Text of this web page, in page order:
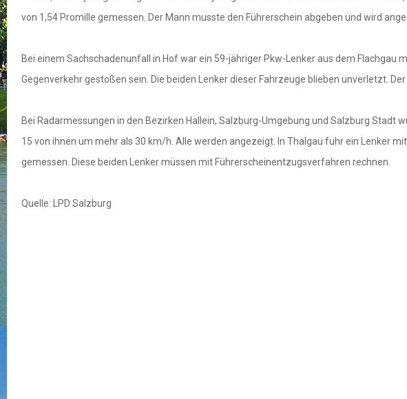
von 1,54 Promille gemessen. Der Mann musste den Führerschein abgeben und wird
Bei einem Sachschadenunfall in Hof war ein 59-jähriger Pkw-Lenker aus dem
Gegenverkehr gestoßen sein. Die beiden Lenker dieser Fahrzeuge blieben unverletzt.
Bei Radarmessungen in den Bezirken Hallein, Salzburg-Umgebung und Salzburg
15 von ihnen um mehr als 30 km/h. Alle werden angezeigt. In Thalgau fuhr ein Lenker
gemessen. Diese beiden Lenker müssen mit Führerscheinentzugsverfahren rechnen.
Quelle: LPD Salzburg